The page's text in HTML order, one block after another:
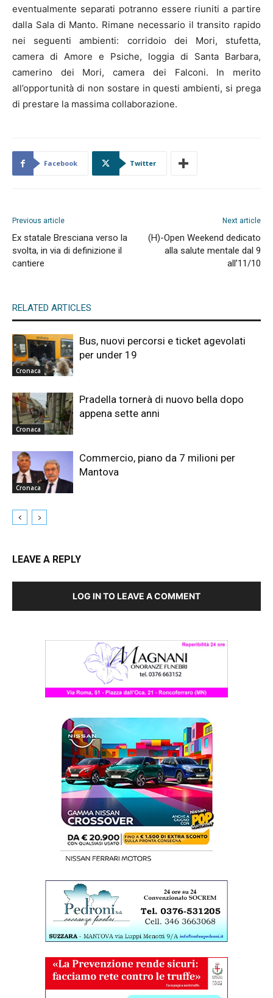
eventualmente separati potranno essere riuniti a partire
dalla Sala di Manto. Rimane necessario il transito rapido
nei seguenti ambienti: corridoio dei Mori, stufetta,
camera di Amore e Psiche, loggia di Santa Barbara,
camerino dei Mori, camera dei Falconi. In merito
all’opportunità di non sostare in questi ambienti, si prega
di prestare la massima collaborazione.
Facebook Twitter
Previous article
Ex statale Bresciana verso la
svolta, in via di definizione il
cantiere
Next article
(H)-Open Weekend dedicato
alla salute mentale dal 9
all’11/10
RELATED ARTICLES
Cronaca
Bus, nuovi percorsi e ticket agevolati
per under 19
Cronaca
Pradella tornerà di nuovo bella dopo
appena sette anni
Cronaca
Commercio, piano da 7 milioni per
Mantova
LEAVE A REPLY
LOG IN TO LEAVE A COMMENT